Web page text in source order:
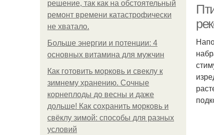
решение, так как на обстоятельный
ремонт времени катастрофически
не хватало.
Больше энергии и потенции: 4
основных витамина для мужчин
Как готовить морковь и свеклу к
зимнему хранению. Сочные
корнеплоды до весны и даже
дольше! Как сохранить морковь и
свёклу зимой: способы для разных
условий